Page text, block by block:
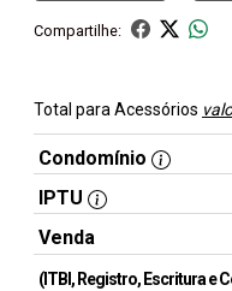
Compartilhe:
Total para Acessórios
Condomínio
IPTU
Venda
(ITBI, Registro, Escritura e